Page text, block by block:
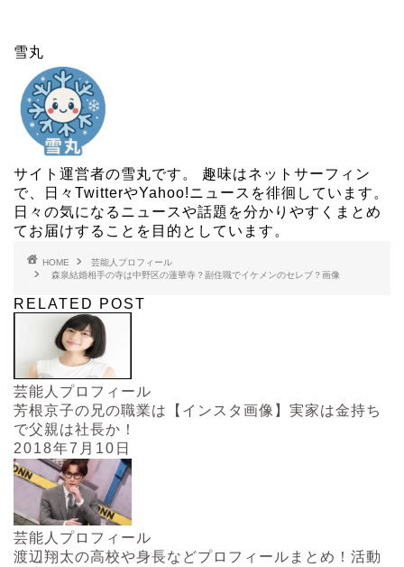
雪丸
サイト運営者の雪丸です。 趣味はネットサーフィン
で、日々TwitterやYahoo!ニュースを徘徊しています。
日々の気になるニュースや話題を分かりやすくまとめ
てお届けすることを目的としています。
HOME
芸能人プロフィール
森泉結婚相手の寺は中野区の蓮華寺？副住職でイケメンのセレブ？画像
RELATED POST
芸能人プロフィール
芳根京子の兄の職業は【インスタ画像】実家は金持ち
で父親は社長か！
2018年7月10日
芸能人プロフィール
渡辺翔太の高校や身長などプロフィールまとめ！活動